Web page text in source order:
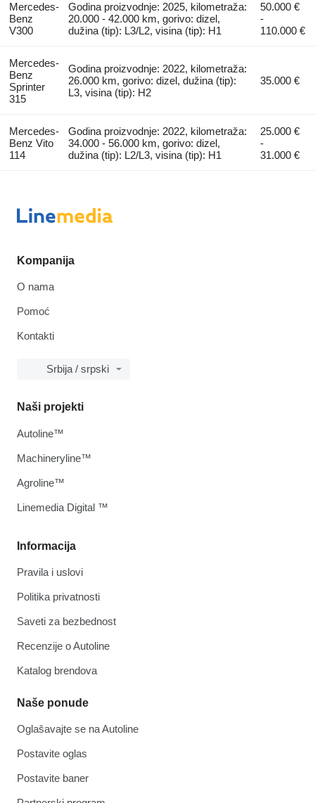
Mercedes-
Benz
V300
Godina proizvodnje: 2025, kilometraža:
20.000 - 42.000 km, gorivo: dizel,
dužina (tip): L3/L2, visina (tip): H1
50.000 €
-
110.000 €
Mercedes-
Benz
Sprinter
315
Godina proizvodnje: 2022, kilometraža:
26.000 km, gorivo: dizel, dužina (tip):
L3, visina (tip): H2
35.000 €
Mercedes-
Benz Vito
114
Godina proizvodnje: 2022, kilometraža:
34.000 - 56.000 km, gorivo: dizel,
dužina (tip): L2/L3, visina (tip): H1
25.000 €
-
31.000 €
Kompanija
O nama
Pomoć
Kontakti
Srbija / srpski
Informacija
Pravila i uslovi
Politika privatnosti
Saveti za bezbednost
Recenzije o Autoline
Katalog brendova
Naše ponude
Oglašavajte se na Autoline
Postavite oglas
Postavite baner
Naši projekti
Autoline™
Machineryline™
Agroline™
Linemedia Digital ™